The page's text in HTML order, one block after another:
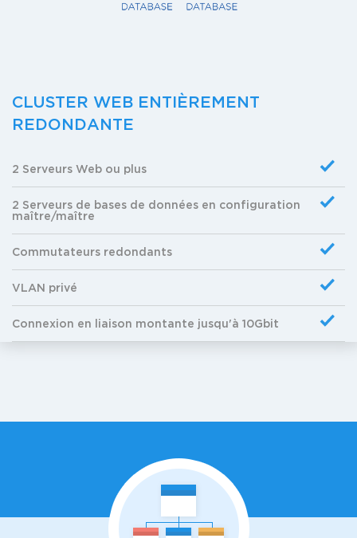
CLUSTER WEB ENTIÈREMENT
REDONDANTE
2 Serveurs Web ou plus
2 Serveurs de bases de données en configuration
maître/maître
Commutateurs redondants
VLAN privé
Connexion en liaison montante jusqu'à 10Gbit